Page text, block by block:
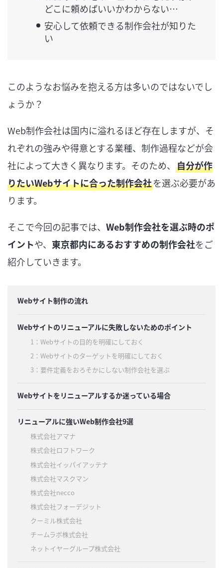
どこに頼めばいいかわからない…
安心して依頼できる制作会社が知りた
い
このようなお悩みを抱える方は多いのではないでし
ょうか？
Web制作会社は国内に溢れるほど存在しますが、そ
れぞれの強みや得意とする業種、制作過程などが会
社によって大きく異なります。そのため、 自分が作
りたいWebサイトに合った制作会社を選ぶ必要があ
ります。
そこで今回の記事では、 Web制作会社を選ぶ時のポ
イントや、 東京都内にあるおすすめの制作会社をご
紹介していきます。
Webサイト制作の流れ
Webサイトのリニューアルに失敗しないためのポイント
1：Webサイトの目的を明確にしておく
2：Webサイトのターゲットを明確にしておく
3：要件定義をおろそかにしない制作会社を選ぶ
Webサイトをリニューアルするか迷っている場合
リニューアルに強いWeb制作会社9選
株式会社アマナ
株式会社ロフトワーク
株式会社イッパイアッテナ
株式会社マスクマン
株式会社necco
株式会社フォーデジット
クーミル株式会社
チームラボ株式会社
ネットイヤーグループ株式会社